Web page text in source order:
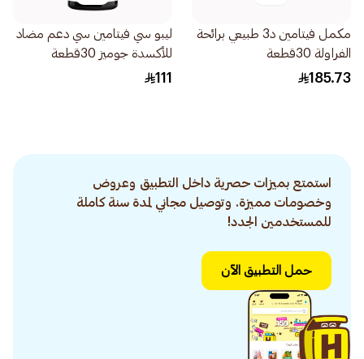
مكمل فيتامين د3 طبيعي برائحة
الفراولة 30قطعة
185.73
ليبو سي فيتامين سي دعم مضاد
للأكسدة جوميز 30قطعة
111
استمتع بميزات حصرية داخل التطبيق وعروض
وخصومات مميزة. وتوصيل مجاني لمدة سنة كاملة
للمستخدمين الجدد!
حمل التطبيق الآن